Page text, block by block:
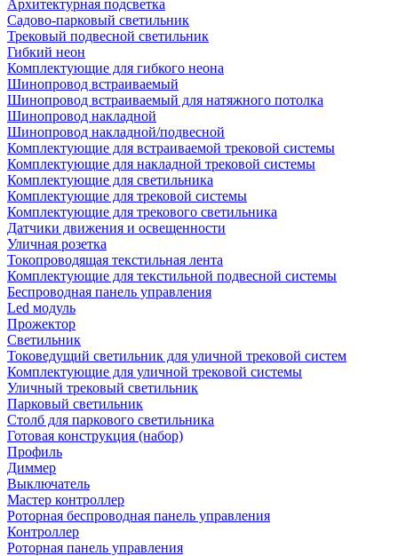
Архитектурная подсветка
Садово-парковый светильник
Трековый подвесной светильник
Гибкий неон
Комплектующие для гибкого неона
Шинопровод встраиваемый
Шинопровод встраиваемый для натяжного потолка
Шинопровод накладной
Шинопровод накладной/подвесной
Комплектующие для встраиваемой трековой системы
Комплектующие для накладной трековой системы
Комплектующие для светильника
Комплектующие для трековой системы
Комплектующие для трекового светильника
Датчики движения и освещенности
Уличная розетка
Токопроводящая текстильная лента
Комплектующие для текстильной подвесной системы
Беспроводная панель управления
Led модуль
Прожектор
Светильник
Токоведущий светильник для уличной трековой систем
Комплектующие для уличной трековой системы
Уличный трековый светильник
Парковый светильник
Столб для паркового светильника
Готовая конструкция (набор)
Профиль
Диммер
Выключатель
Мастер контроллер
Роторная беспроводная панель управления
Контроллер
Роторная панель управления